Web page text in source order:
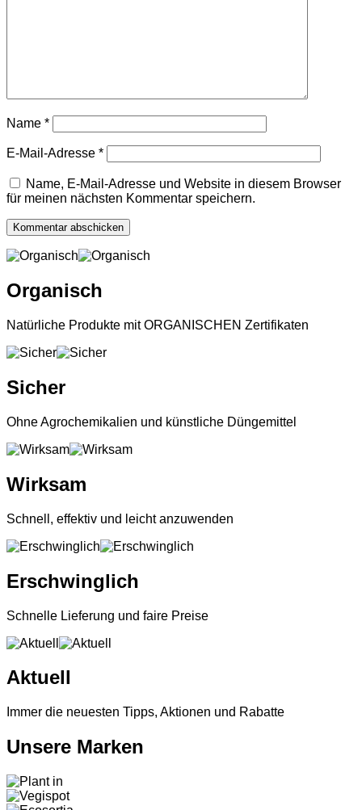
Name *
E-Mail-Adresse *
Name, E-Mail-Adresse und Website in diesem Browser
für meinen nächsten Kommentar speichern.
Organisch
Natürliche Produkte mit ORGANISCHEN Zertifikaten
Sicher
Ohne Agrochemikalien und künstliche Düngemittel
Wirksam
Schnell, effektiv und leicht anzuwenden
Erschwinglich
Schnelle Lieferung und faire Preise
Aktuell
Immer die neuesten Tipps, Aktionen und Rabatte
Unsere Marken